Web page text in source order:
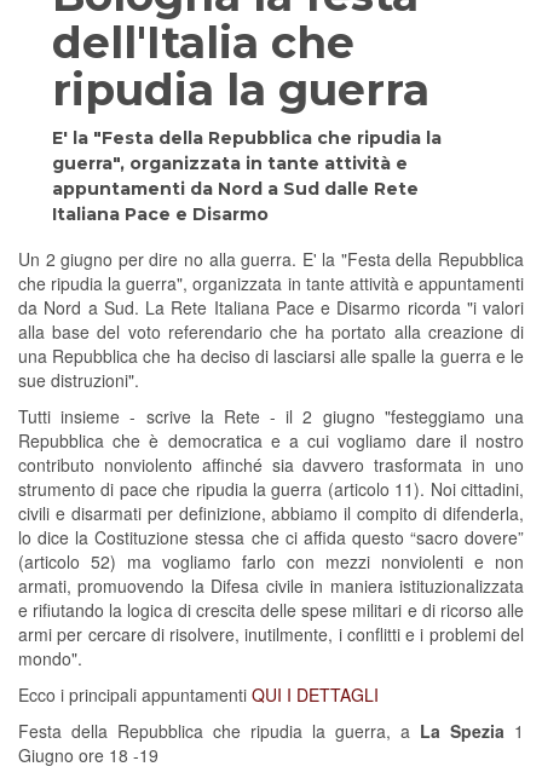
dell'Italia che
ripudia la guerra
E' la "Festa della Repubblica che ripudia la
guerra", organizzata in tante attività e
appuntamenti da Nord a Sud dalle Rete
Italiana Pace e Disarmo
Un 2 giugno per dire no alla guerra. E' la "Festa della Repubblica
che ripudia la guerra", organizzata in tante attività e appuntamenti
da Nord a Sud. La Rete Italiana Pace e Disarmo ricorda "i valori
alla base del voto referendario che ha portato alla creazione di
una Repubblica che ha deciso di lasciarsi alle spalle la guerra e le
sue distruzioni".
Tutti insieme - scrive la Rete - il 2 giugno "festeggiamo una
Repubblica che è democratica e a cui vogliamo dare il nostro
contributo nonviolento affinché sia davvero trasformata in uno
strumento di pace che ripudia la guerra (articolo 11). Noi cittadini,
civili e disarmati per definizione, abbiamo il compito di difenderla,
lo dice la Costituzione stessa che ci affida questo “sacro dovere”
(articolo 52) ma vogliamo farlo con mezzi nonviolenti e non
armati, promuovendo la Difesa civile in maniera istituzionalizzata
e rifiutando la logica di crescita delle spese militari e di ricorso alle
armi per cercare di risolvere, inutilmente, i conflitti e i problemi del
mondo".
Ecco i principali appuntamenti QUI I DETTAGLI
Festa della Repubblica che ripudia la guerra, a La Spezia 1
Giugno ore 18 -19